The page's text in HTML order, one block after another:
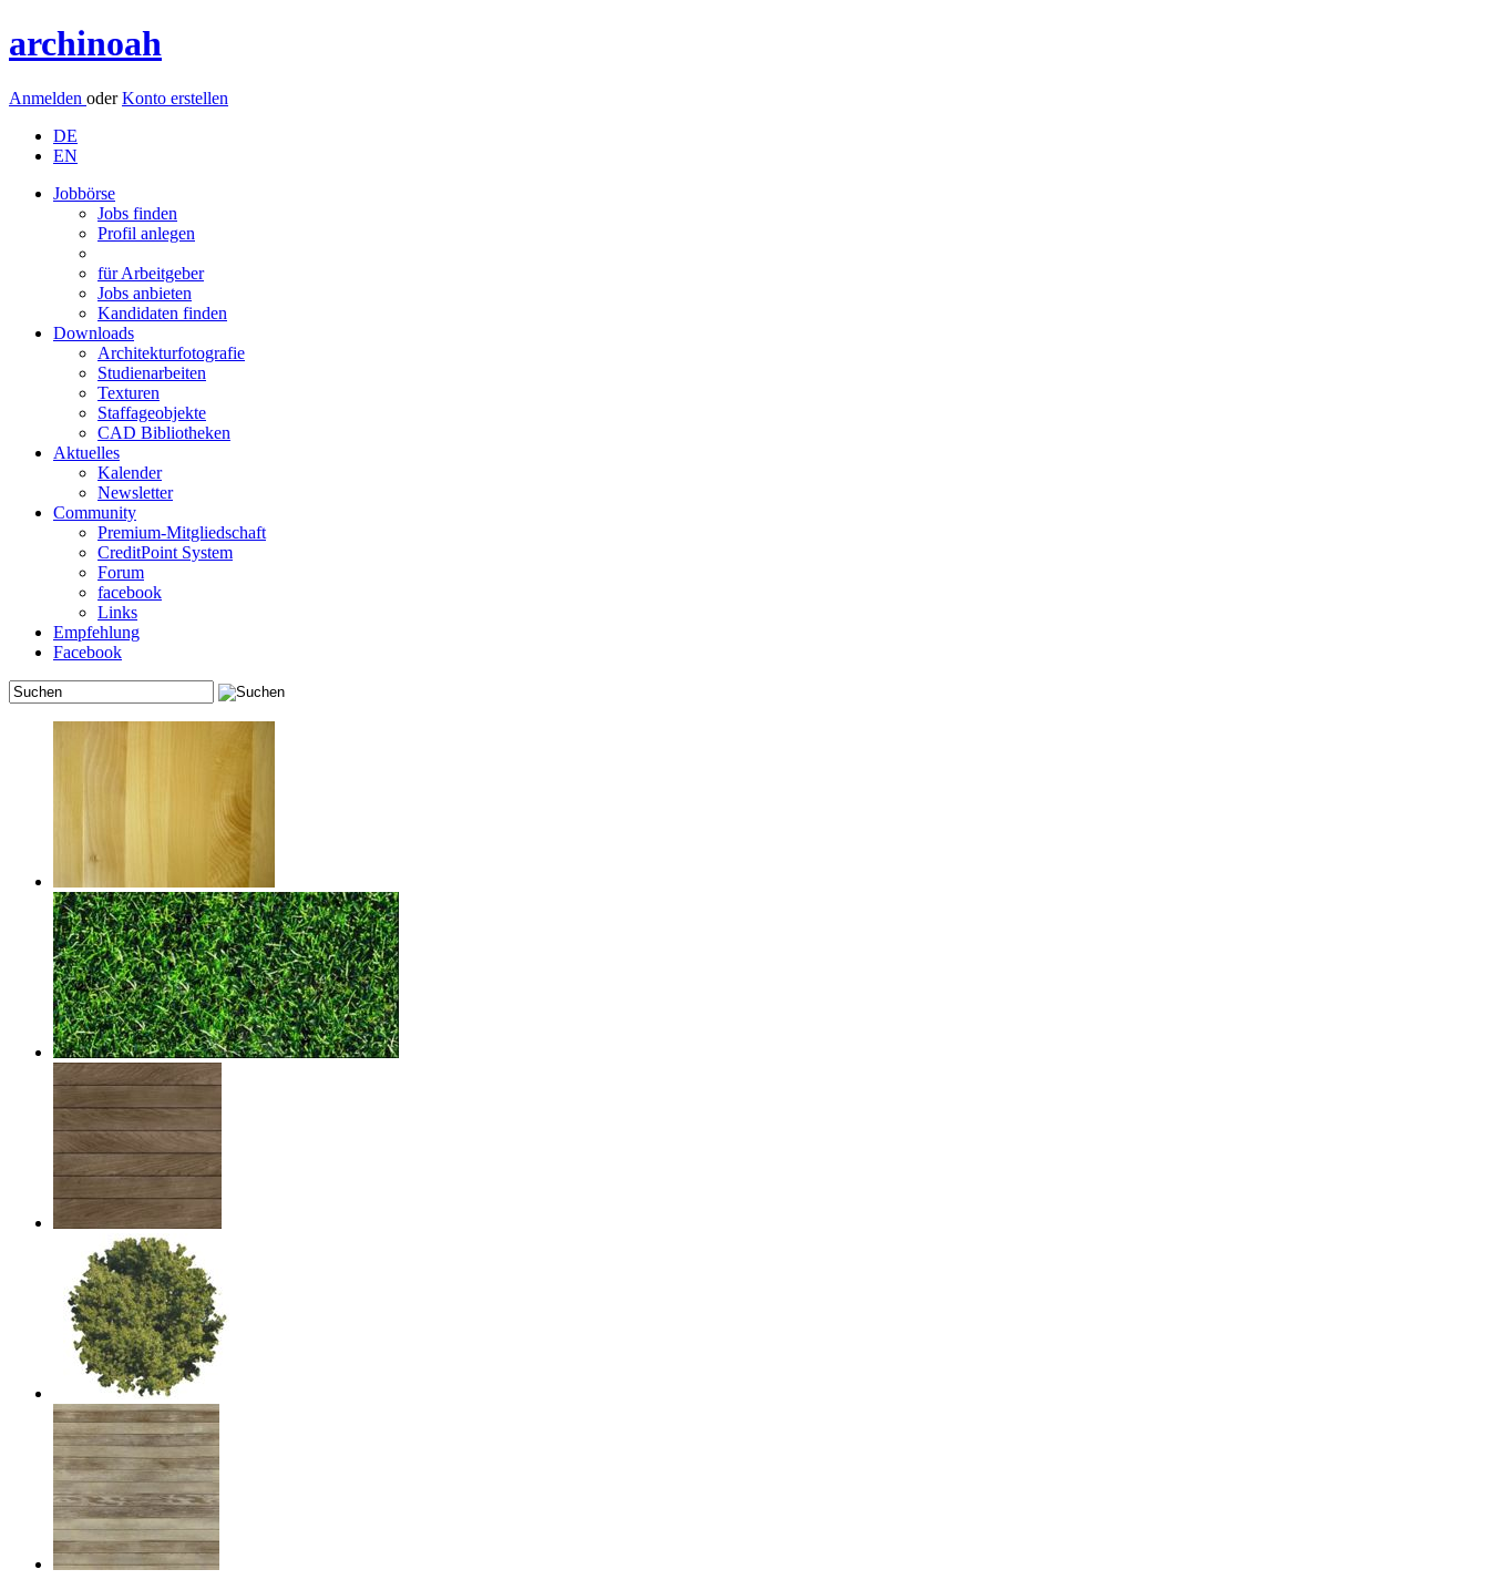
archinoah
Anmelden oderKonto erstellen
DE
EN
Jobbörse
Jobs finden
Profil anlegen
für Arbeitgeber
Jobs anbieten
Kandidaten finden
Downloads
Architekturfotografie
Studienarbeiten
Texturen
Staffageobjekte
CAD Bibliotheken
Aktuelles
Kalender
Newsletter
Community
Premium-Mitgliedschaft
CreditPoint System
Forum
facebook
Links
Empfehlung
Facebook